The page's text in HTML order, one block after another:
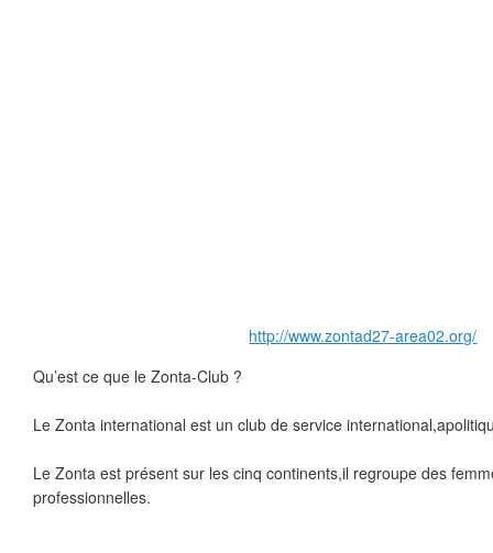
http://www.zontad27-area02.org/
Qu’est ce que le Zonta-Club ?
Le Zonta international est un club de service
Le Zonta est présent sur les cinq continents,il regroupe des
professionnelles.